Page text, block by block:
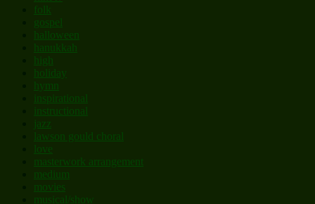
folk
gospel
halloween
hanukkah
high
holiday
hymn
inspirational
instructional
jazz
lawson gould choral
love
masterwork arrangement
medium
movies
musical/show